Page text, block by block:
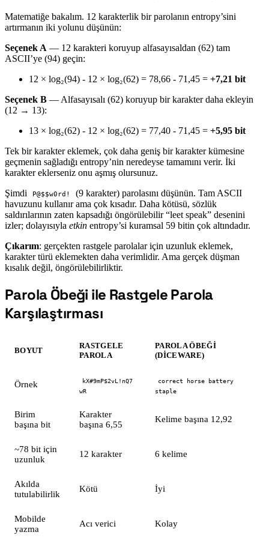
Matematiğe bakalım. 12 karakterlik bir parolanın entropy’sini
artırmanın iki yolunu düşünün:
Seçenek A — 12 karakteri koruyup alfasayısaldan (62) tam
ASCII’ye (94) geçin:
12 × log₂(94) - 12 × log₂(62) = 78,66 - 71,45 = +7,21 bit
Seçenek B — Alfasayısalı (62) koruyup bir karakter daha ekleyin
(12 → 13):
13 × log₂(62) - 12 × log₂(62) = 77,40 - 71,45 = +5,95 bit
Tek bir karakter eklemek, çok daha geniş bir karakter kümesine
geçmenin sağladığı entropy’nin neredeyse tamamını verir. İki
karakter eklerseniz onu aşmış olursunuz.
Şimdi
P@$$w0rd!
(9 karakter) parolasını düşünün. Tam ASCII
havuzunu kullanır ama çok kısadır. Daha kötüsü, sözlük
saldırılarının zaten kapsadığı öngörülebilir “leet speak” desenini
izler; dolayısıyla etkin entropy’si kuramsal 59 bitin çok altındadır.
Çıkarım: gerçekten rastgele parolalar için uzunluk eklemek,
karakter türü eklemekten daha verimlidir. Ama gerçek düşman
kısalık değil, öngörülebilirliktir.
#Parola Öbeği ile Rastgele Parola
Karşılaştırması
BOYUT
RASTGELE
PAROLA
PAROLA ÖBEĞI
(DICEWARE)
Örnek
kX#9mP$2vL!nQ7
wR
correct horse battery
staple
Birim
başına bit
Karakter
başına 6,55
Kelime başına 12,92
~78 bit için
uzunluk
12 karakter 6 kelime
Akılda
tutulabilirlik
Kötü İyi
Mobilde
yazma
Acı verici Kolay